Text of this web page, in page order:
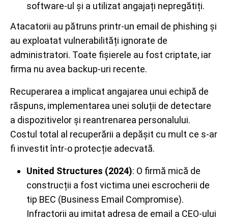
software-ul și a utilizat angajați nepregătiți.
Atacatorii au pătruns printr-un email de phishing și
au exploatat vulnerabilități ignorate de
administratori. Toate fișierele au fost criptate, iar
firma nu avea backup-uri recente.
Recuperarea a implicat angajarea unui echipă de
răspuns, implementarea unei soluții de detectare
a dispozitivelor și reantrenarea personalului.
Costul total al recuperării a depășit cu mult ce s-ar
fi investit într-o protecție adecvată.
United Structures (2024): O firmă mică de
construcții a fost victima unei escrocherii de
tip BEC (Business Email Compromise).
Infractorii au imitat adresa de email a CEO-ului